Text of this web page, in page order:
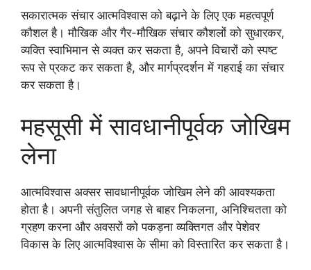
सकारात्मक संचार आत्मविश्वास को बढ़ाने के लिए एक महत्वपूर्ण
कौशल है। मौखिक और गैर-मौखिक संचार कौशलों को सुधारकर,
व्यक्ति स्वाभिमान से व्यक्त कर सकता है, अपने विचारों को स्पष्ट
रूप से प्रकट कर सकता है, और मार्गप्रदर्शन में गहराई का संचार
कर सकता है।
महसूसी में सावधानीपूर्वक जोखिम
लेना
आत्मविश्वास अक्सर सावधानीपूर्वक जोखिम लेने की आवश्यकता
होता है। अपनी संतुलित जगह से बाहर निकलना, अनिश्चितता को
ग्रहण करना और अवसरों को पकड़ना व्यक्तिगत और पेशेवर
विकास के लिए आत्मविश्वास के सीमा को विस्तारित कर सकता है।